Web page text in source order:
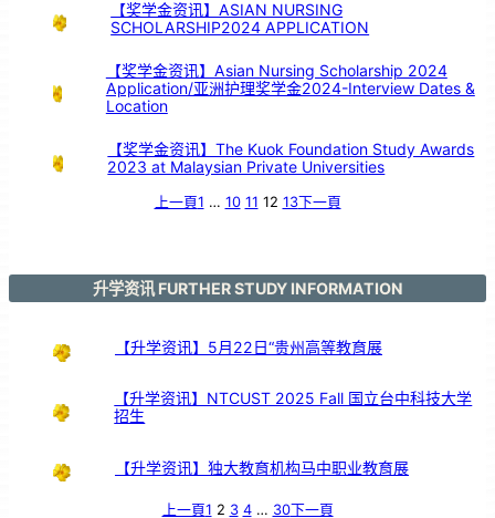
【奖学金资讯】ASIAN NURSING
SCHOLARSHIP2024 APPLICATION
【奖学金资讯】Asian Nursing Scholarship 2024
Application/亚洲护理奖学金2024-Interview Dates &
Location
【奖学金资讯】The Kuok Foundation Study Awards
2023 at Malaysian Private Universities
上一頁1 … 10 11 12 13下一頁
升学资讯 FURTHER STUDY INFORMATION
【升学资讯】5月22日“贵州高等教育展
【升学资讯】NTCUST 2025 Fall 国立台中科技大学
招生
【升学资讯】独大教育机构马中职业教育展
上一頁1 2 3 4 … 30下一頁